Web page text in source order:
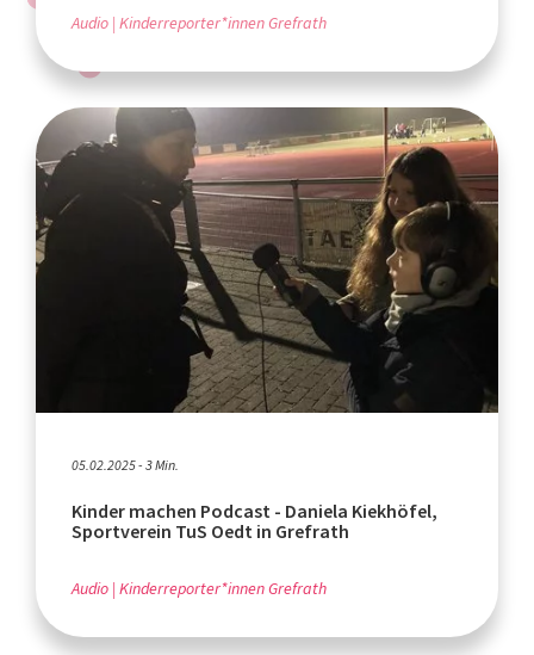
Audio Kinderreporter*innen Grefrath
05.02.2025 - 3 Min.
Kinder machen Podcast - Daniela Kiekhöfel,
Sportverein TuS Oedt in Grefrath
Audio Kinderreporter*innen Grefrath